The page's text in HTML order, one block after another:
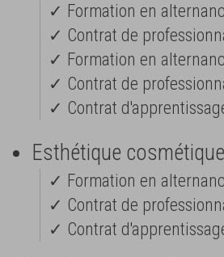
✓ Formation en
✓ Contrat de
✓ Formation en
✓ Contrat de
✓ Contrat
Esthétique
✓ Formation en
✓ Contrat de
✓ Contrat